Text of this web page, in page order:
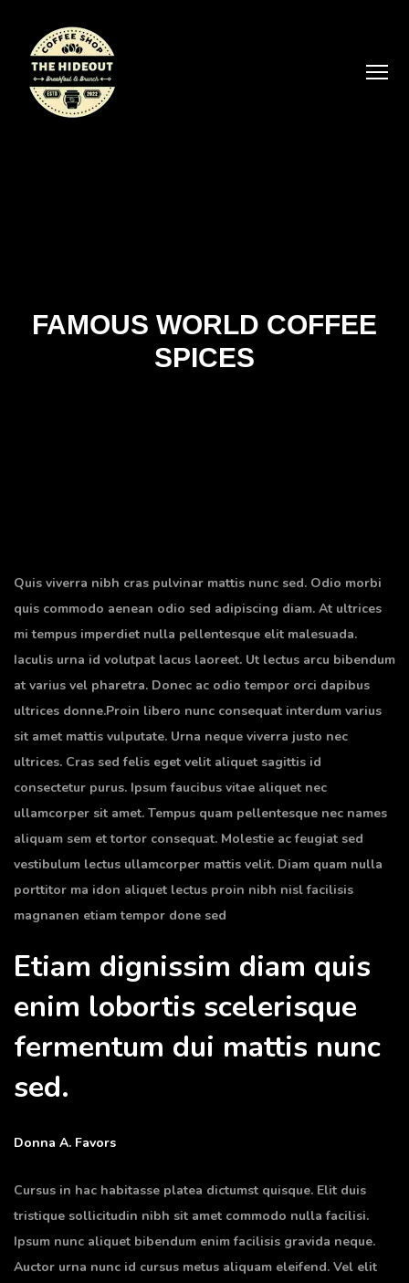
FAMOUS WORLD COFFEE
SPICES
Quis viverra nibh cras pulvinar mattis nunc sed. Odio morbi
quis commodo aenean odio sed adipiscing diam. At ultrices
mi tempus imperdiet nulla pellentesque elit malesuada.
Iaculis urna id volutpat lacus laoreet. Ut lectus arcu bibendum
at varius vel pharetra. Donec ac odio tempor orci dapibus
ultrices donne.Proin libero nunc consequat interdum varius
sit amet mattis vulputate. Urna neque viverra justo nec
ultrices. Cras sed felis eget velit aliquet sagittis id
consectetur purus. Ipsum faucibus vitae aliquet nec
ullamcorper sit amet. Tempus quam pellentesque nec names
aliquam sem et tortor consequat. Molestie ac feugiat sed
vestibulum lectus ullamcorper mattis velit. Diam quam nulla
porttitor ma idon aliquet lectus proin nibh nisl facilisis
magnanen etiam tempor done sed
Etiam dignissim diam quis
enim lobortis scelerisque
fermentum dui mattis nunc
sed.
Donna A. Favors
Cursus in hac habitasse platea dictumst quisque. Elit duis
tristique sollicitudin nibh sit amet commodo nulla facilisi.
Ipsum nunc aliquet bibendum enim facilisis gravida neque.
Auctor urna nunc id cursus metus aliquam eleifend. Vel elit